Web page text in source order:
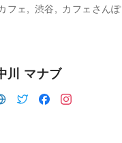
フェ 渋谷 カフェさんぽ
川 マナブ